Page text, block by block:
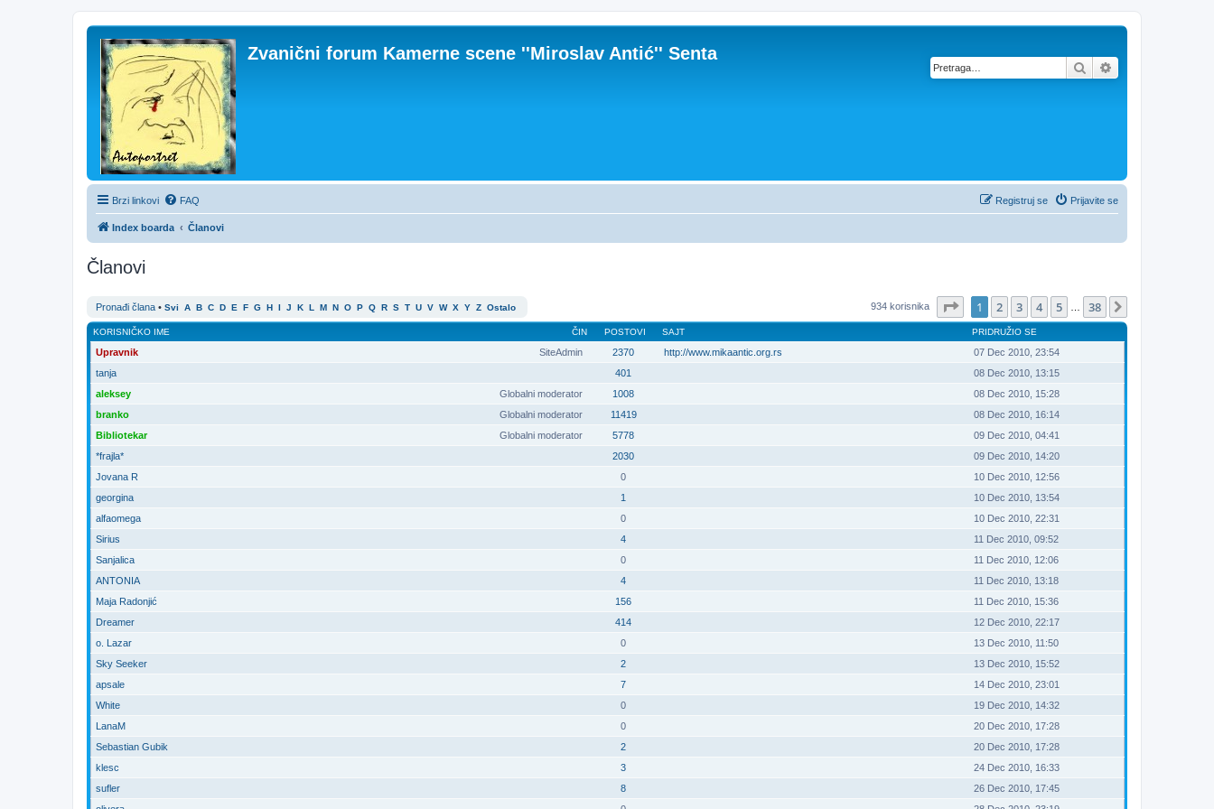
Zvanični forum Kamerne scene ''Miroslav Antić'' Senta
Pretraga
Brzi linkovi FAQ Prijavite se
Registruj se
Index boarda Članovi
Članovi
Pronađi člana • Svi A B C D E F G H I J K L M N O P Q R S T U V W X Y Z Ostalo 934 korisnika Stranica od 38
1 2 3 4 5 38
ČIN
KORISNIČKO IME POSTOVI SAJT PRIDRUŽIO SE
SiteAdmin
Upravnik 2370 http://www.mikaantic.org.rs
07 Dec 2010, 23:54
tanja
401
08 Dec 2010, 13:15
Globalni moderator
aleksey 1008
08 Dec 2010, 15:28
Globalni moderator
branko 11419
08 Dec 2010, 16:14
Globalni moderator
Bibliotekar 5778
09 Dec 2010, 04:41
*frajla*
2030
09 Dec 2010, 14:20
Jovana R
0
10 Dec 2010, 12:56
georgina
1
10 Dec 2010, 13:54
alfaomega
0
10 Dec 2010, 22:31
Sirius
4
11 Dec 2010, 09:52
Sanjalica
0
11 Dec 2010, 12:06
ANTONIA
4
11 Dec 2010, 13:18
Maja Radonjić
156
11 Dec 2010, 15:36
Dreamer
414
12 Dec 2010, 22:17
o. Lazar
0
13 Dec 2010, 11:50
Sky Seeker
2
13 Dec 2010, 15:52
apsale
7
14 Dec 2010, 23:01
White
0
19 Dec 2010, 14:32
LanaM
0
20 Dec 2010, 17:28
Sebastian Gubik
2
20 Dec 2010, 17:28
klesc
3
24 Dec 2010, 16:33
sufler
8
26 Dec 2010, 17:45